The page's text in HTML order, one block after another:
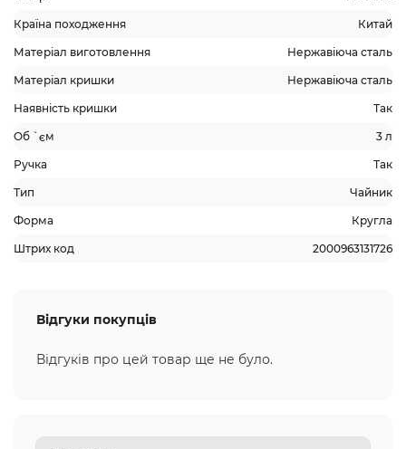
Країна походження Китай
Матеріал виготовлення Нержавіюча сталь
Матеріал кришки Нержавіюча сталь
Наявність кришки Так
Об `єм 3 л
Ручка Так
Тип Чайник
Форма Кругла
Штрих код 2000963131726
Відгуки покупців
Відгуків про цей товар ще не було.